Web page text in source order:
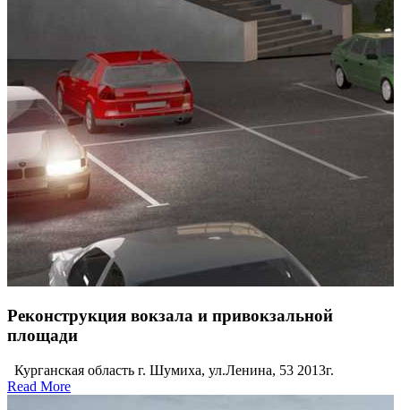
Реконструкция вокзала и привокзальной
площади
Курганская область г. Шумиха, ул.Ленина, 53 2013г.
Read More